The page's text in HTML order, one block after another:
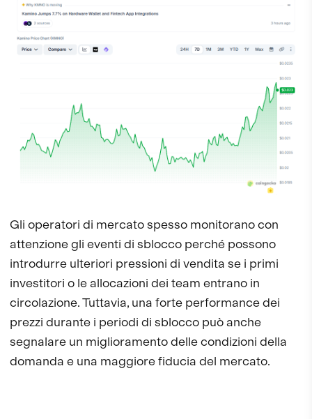
Gli operatori di mercato spesso monitorano con
attenzione gli eventi di sblocco perché possono
introdurre ulteriori pressioni di vendita se i primi
investitori o le allocazioni dei team entrano in
circolazione. Tuttavia, una forte performance dei
prezzi durante i periodi di sblocco può anche
segnalare un miglioramento delle condizioni della
domanda e una maggiore fiducia del mercato.